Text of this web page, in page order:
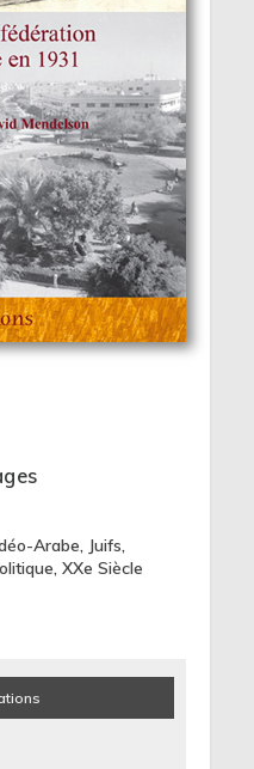
Arabe, Juifs,
,XXe Siècle